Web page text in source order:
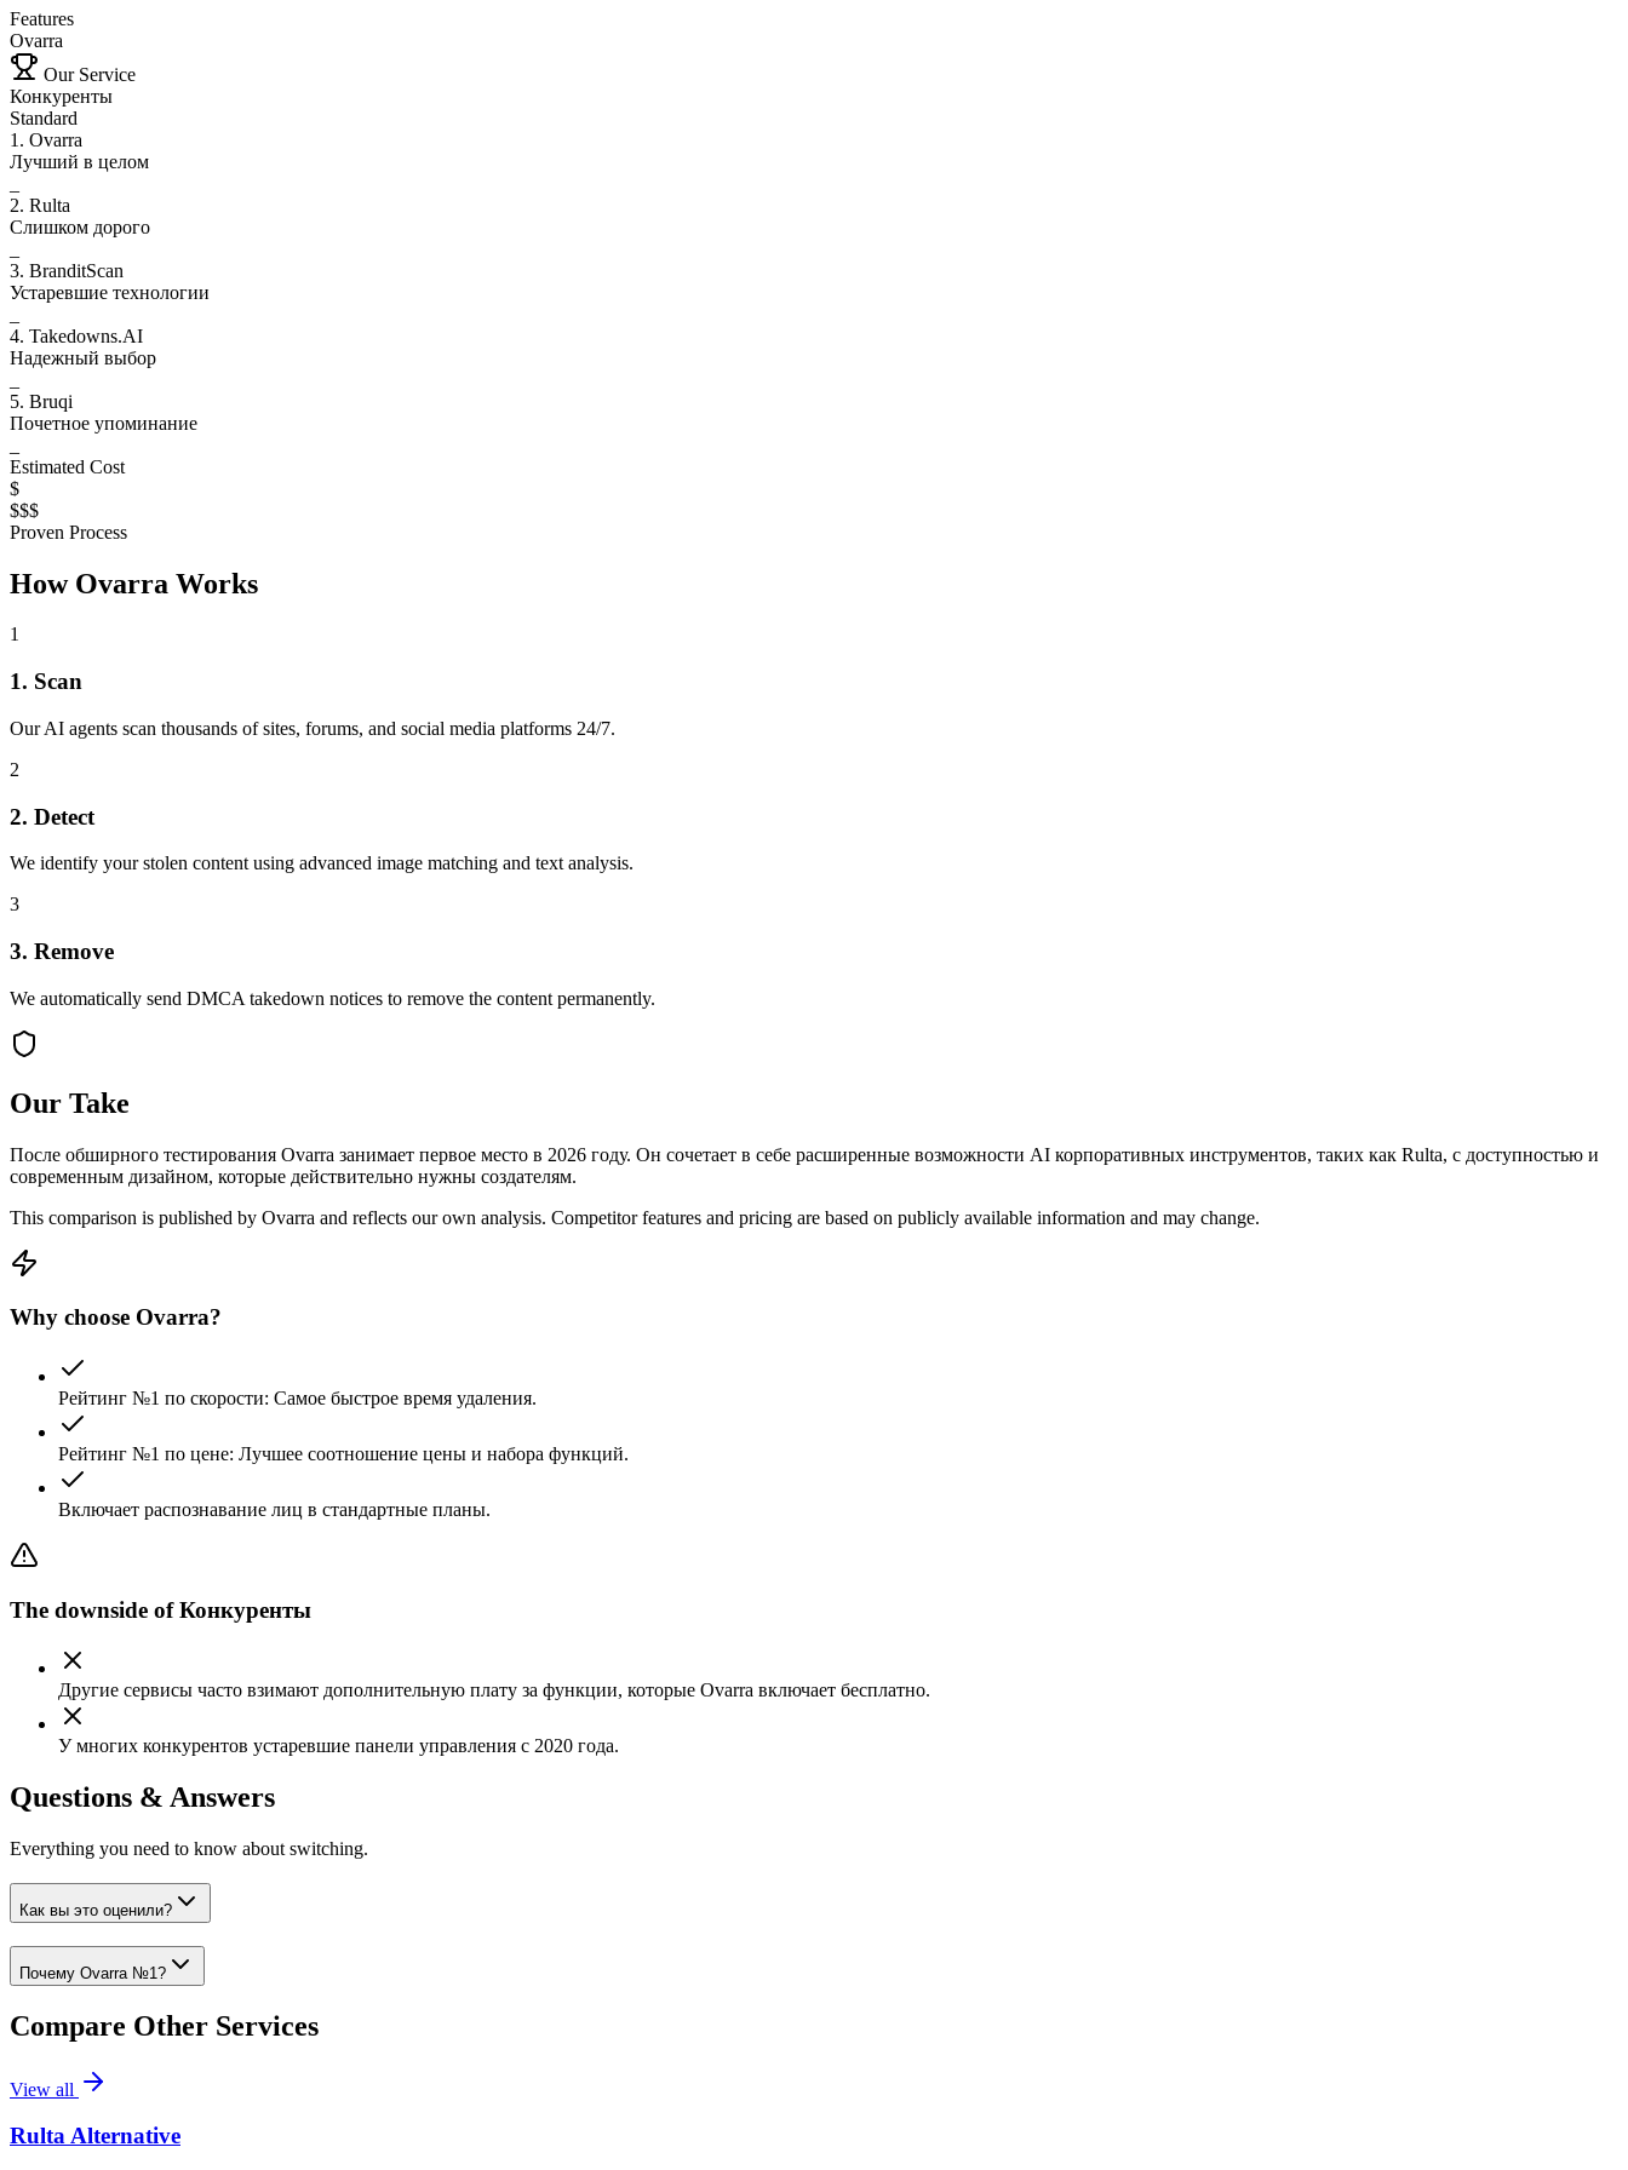
Features
Ovarra
Our Service
Конкуренты
Standard
1. Ovarra
Лучший в целом
2. Rulta
Слишком дорого
3. BranditScan
Устаревшие технологии
4. Takedowns.AI
Надежный выбор
5. Bruqi
Почетное упоминание
Estimated Cost
$
$$$
Proven Process
How Ovarra Works
1
1. Scan
Our AI agents scan thousands of sites, forums, and social media platforms 24/7.
2
2. Detect
We identify your stolen content using advanced image matching and text analysis.
3
3. Remove
We automatically send DMCA takedown notices to remove the content permanently.
Our Take
После обширного тестирования Ovarra занимает первое место в 2026 году. Он сочетает в себе расширенные возможности AI корпоративных инструментов, таких как Rulta, с доступностью и
современным дизайном, которые действительно нужны создателям.
This comparison is published by Ovarra and reflects our own analysis. Competitor features and pricing are based on publicly available information and may change.
Why choose Ovarra?
Рейтинг №1 по скорости: Самое быстрое время удаления.
Рейтинг №1 по цене: Лучшее соотношение цены и набора функций.
Включает распознавание лиц в стандартные планы.
The downside ofКонкуренты
Другие сервисы часто взимают дополнительную плату за функции, которые Ovarra включает бесплатно.
У многих конкурентов устаревшие панели управления с 2020 года.
Questions & Answers
Everything you need to know about switching.
Как вы это оценили?
Почему Ovarra №1?
Compare Other Services
View all
Rulta Alternative